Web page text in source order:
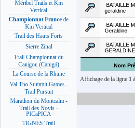
Méribel Trails et Km
Vertical
Championnat France de
Km Vertical
Trail des Hauts Forts
Sierre Zinal
Trail Championnat du
Canigou (Canigó)
La Course de la Rhune
Val Tho Summit Games -
Trail Pursuit
Marathon du Montcalm -
Trail des Novis -
PICaPICA
TIGNES Trail
Nom
BATAILLE
geraldine
BATAILLE
Geraldine
BATAILLE
GERALDINE
Affichage de la ligne 1